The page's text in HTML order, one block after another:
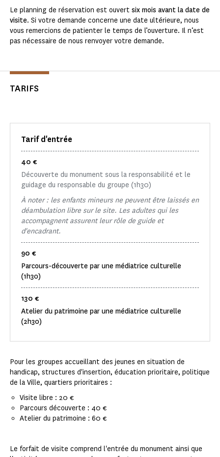
Le planning de réservation est ouvert six mois avant la date de
visite. Si votre demande concerne une date ultérieure, nous
vous remercions de patienter le temps de l’ouverture. Il n’est
pas nécessaire de nous renvoyer votre demande.
TARIFS
Tarif d'entrée
Découverte du monument sous la responsabilité et le
guidage du responsable du groupe (1h30)
À noter : les enfants mineurs ne peuvent être laissés en
déambulation libre sur le site. Les adultes qui les
accompagnent assurent leur rôle de guide et
d'encadrant.
40 €
Parcours-découverte par une médiatrice culturelle
(1h30)
90 €
Atelier du patrimoine par une médiatrice culturelle
(2h30)
130 €
Pour les groupes accueillant des jeunes en situation de
handicap, structures d'insertion, éducation prioritaire, politique
de la Ville, quartiers prioritaires :
Visite libre : 20 €
Parcours découverte : 40 €
Atelier du patrimoine : 60 €
Le forfait de visite comprend l'entrée du monument ainsi que